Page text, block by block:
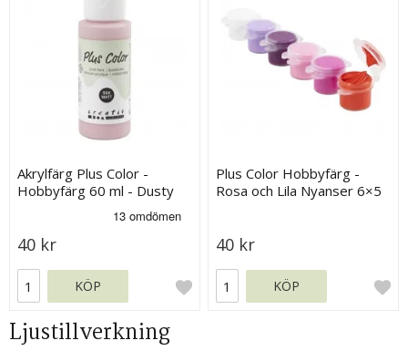
Akrylfärg Plus Color -
Hobbyfärg 60 ml - Dusty
40 kr
KÖP
Plus Color Hobbyfärg -
Rosa och Lila Nyanser 6×5
40 kr
KÖP
Ljustillverkning